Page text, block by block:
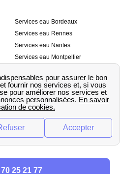
Services eau Bordeaux
Services eau Rennes
Services eau Nantes
Services eau Montpellier
Services eau Strasbourg
💧 Comparer les fournisseurs
d’eau
25 21 77